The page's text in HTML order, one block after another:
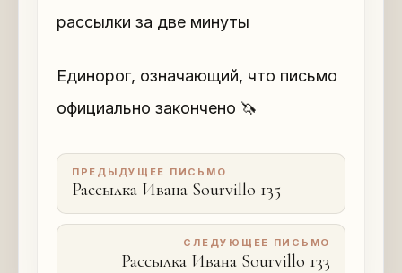
рассылки за две минуты
Единорог, означающий, что письмо
официально закончено 🦄
ПРЕДЫДУЩЕЕ ПИСЬМО
Рассылка Ивана Sourvillo 135
СЛЕДУЮЩЕЕ ПИСЬМО
Рассылка Ивана Sourvillo 133